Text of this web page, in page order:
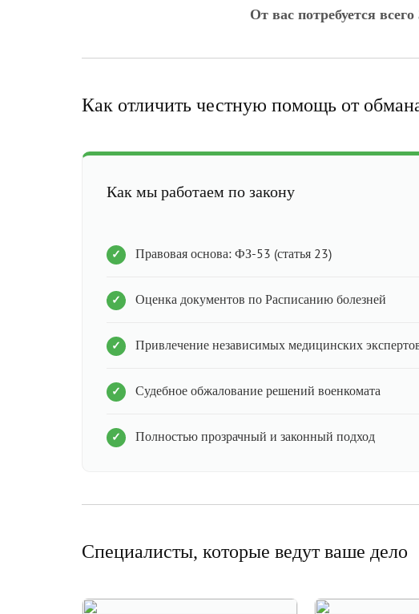
От вас потребуется
Как отличить честную помощь от
Как мы работаем по закону
Правовая основа: ФЗ-53 (статья 23)
Оценка документов по Расписанию болезней
Привлечение независимых медицинских
Судебное обжалование решений военкомата
Полностью прозрачный и законный подход
Специалисты, которые ведут ваше дело